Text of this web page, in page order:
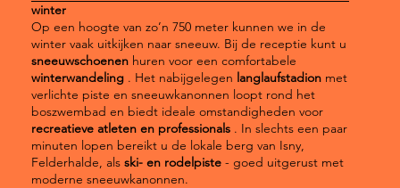
winter
Op een hoogte van zo’n 750 meter kunnen we in de
winter vaak uitkijken naar sneeuw. Bij de receptie kunt u
sneeuwschoenenhuren voor een comfortabele
winterwandeling. Het nabijgelegen langlaufstadionmet
verlichte piste en sneeuwkanonnen loopt rond het
boszwembad en biedt ideale omstandigheden voor
recreatieve atleten en professionals. In slechts een paar
minuten lopen bereikt u de lokale berg van Isny,
Felderhalde, als ski- en rodelpiste- goed uitgerust met
moderne sneeuwkanonnen.